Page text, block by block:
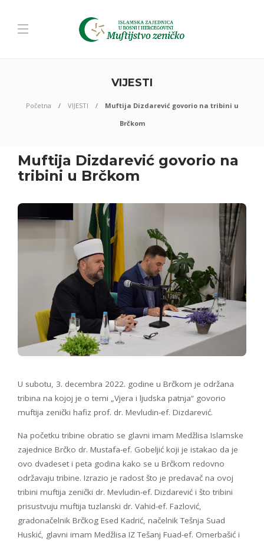
VIJESTI
Početna VIJESTI
Muftija Dizdarević govorio na tribini u
Brčkom
Muftija Dizdarević govorio na
tribini u Brčkom
U subotu, 3. decembra 2022. godine u Brčkom je održana
tribina na kojoj je o temi „Vjera i ljudska patnja“ govorio
muftija zenički hafiz prof. dr. Mevludin-ef. Dizdarević.
Na početku tribine obratio se glavni imam Medžlisa Islamske
zajednice Brčko dr. Mustafa-ef. Gobeljić koji je istakao da je
ovo dvadeset i peta godina kako se u Brčkom redovno
održavaju tribine. Izrazio je radost što je predavač na ovoj
tribini muftija zenički dr. Mevludin-ef. Dizdarević i što tribini
prisustvuju muftija tuzlanski dr. Vahid-ef. Fazlović,
gradonačelnik Brčkog Esed Kadrić, načelnik Tešnja Suad
Huskić, glavni imam Medžlisa IZ Tešanj Fuad-ef. Omerbašić i